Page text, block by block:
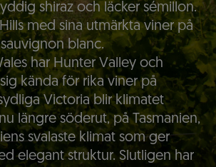
shiraz och läcker sémillon.
med sina utmärkta viner på
blanc.
har Hunter Valley och
kända för rika viner på
Victoria blir klimatet
längre söderut, på Tasmanien,
svalaste klimat som ger
elegant struktur. Slutligen har